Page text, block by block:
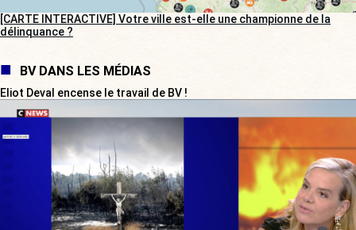
[CARTE INTERACTIVE] Votre ville est-elle une championne de la
délinquance ?
BV DANS LES MÉDIAS
Eliot Deval encense le travail de BV !